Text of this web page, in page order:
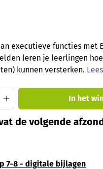
executieve functies met
leren je leerlingen
kunnen versterken.
Voer de
In het
de volgende
7-8 - digitale bijlagen